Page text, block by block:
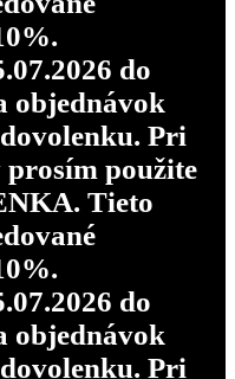
do
objednávok
Pri
použite
Tieto
do
objednávok
Pri